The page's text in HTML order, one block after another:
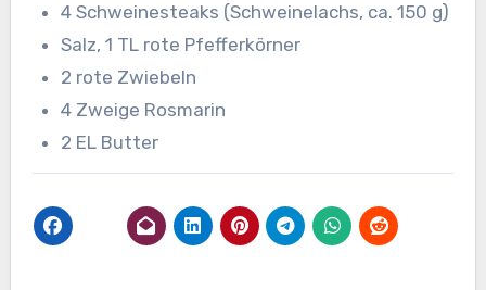
4 Schweinesteaks (Schweinelachs, ca. 150 g)
Salz, 1 TL rote Pfefferkörner
2 rote Zwiebeln
4 Zweige Rosmarin
2 EL Butter